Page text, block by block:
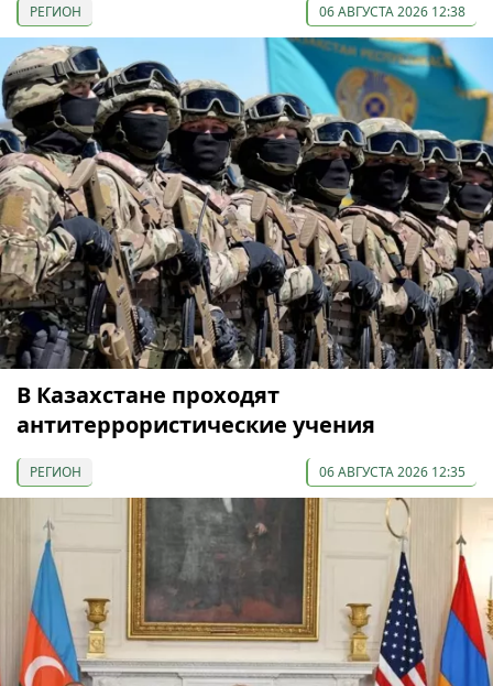
РЕГИОН 06 АВГУСТА 2026 12:38
В Казахстане проходят
антитеррористические учения
РЕГИОН 06 АВГУСТА 2026 12:35